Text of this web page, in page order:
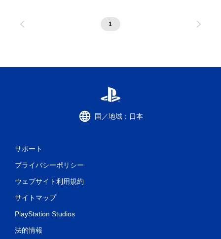
1
国／地域：日本
サポート
プライバシーポリシー
ウェブサイト利用規約
サイトマップ
PlayStation Studios
法的情報